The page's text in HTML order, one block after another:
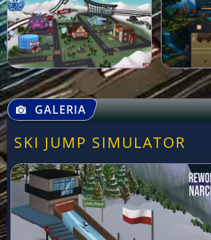
GALERIA
SKI JUMP SIMULATOR